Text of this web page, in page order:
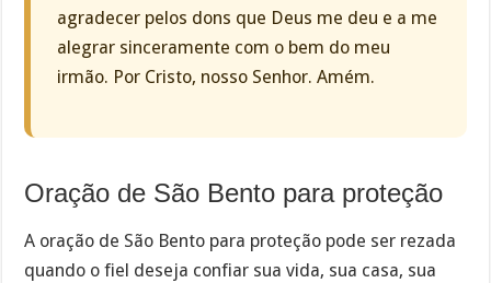
agradecer pelos dons que Deus me deu e a me
alegrar sinceramente com o bem do meu
irmão. Por Cristo, nosso Senhor. Amém.
Oração de São Bento para proteção
A oração de São Bento para proteção pode ser rezada
quando o fiel deseja confiar sua vida, sua casa, sua